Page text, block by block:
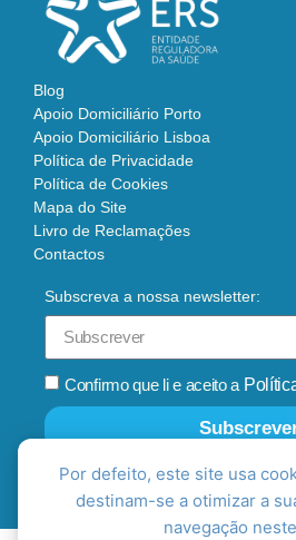
Por defeito, este site usa
destinam-se a otimizar a
navegação
Blog
Apoio Domiciliário Porto
Apoio Domiciliário Lisboa
Política de Privacidade
Política de Cookies
Mapa do Site
Livro de Reclamações
Contactos
Subscreva a nossa newsletter:
Confirmo que li e aceito a